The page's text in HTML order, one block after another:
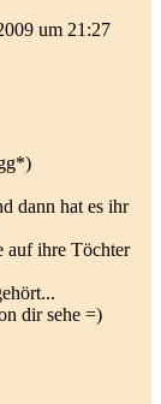
um 21:27
dann hat es ihr
auf ihre Töchter
dir sehe =)